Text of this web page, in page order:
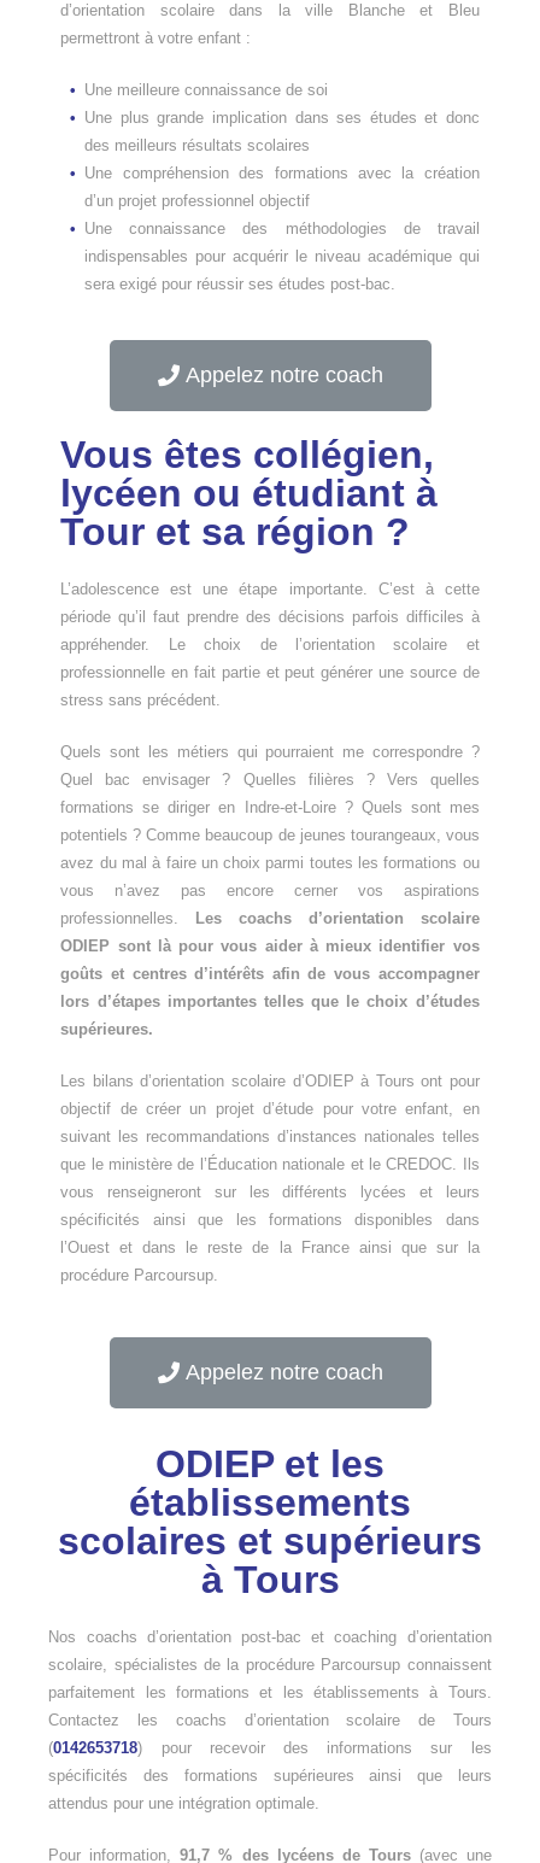
d’orientation scolaire dans la ville Blanche et Bleu
permettront à votre enfant :
Une meilleure connaissance de soi
Une plus grande implication dans ses études et donc
des meilleurs résultats scolaires
Une compréhension des formations avec la création
d’un projet professionnel objectif
Une connaissance des méthodologies de travail
indispensables pour acquérir le niveau académique qui
sera exigé pour réussir ses études post-bac.
Appelez notre coach
Vous êtes collégien,
lycéen ou étudiant à
Tour et sa région ?
L’adolescence est une étape importante. C’est à cette
période qu’il faut prendre des décisions parfois difficiles à
appréhender. Le choix de l’orientation scolaire et
professionnelle en fait partie et peut générer une source de
stress sans précédent.
Quels sont les métiers qui pourraient me correspondre ?
Quel bac envisager ? Quelles filières ? Vers quelles
formations se diriger en Indre-et-Loire ? Quels sont mes
potentiels ? Comme beaucoup de jeunes tourangeaux, vous
avez du mal à faire un choix parmi toutes les formations ou
vous n’avez pas encore cerner vos aspirations
professionnelles.
Les coachs d’orientation scolaire
ODIEP sont là pour vous aider à mieux identifier vos
goûts et centres d’intérêts afin de vous accompagner
lors d’étapes importantes telles que le choix d’études
supérieures.
Les bilans d’orientation scolaire d’ODIEP à Tours ont pour
objectif de créer un projet d’étude pour votre enfant, en
suivant les recommandations d’instances nationales telles
que le ministère de l’Éducation nationale et le CREDOC. Ils
vous renseigneront sur les différents lycées et leurs
spécificités ainsi que les formations disponibles dans
l’Ouest et dans le reste de la France ainsi que sur la
procédure Parcoursup.
Appelez notre coach
ODIEP et les
établissements
scolaires et supérieurs
à Tours
Nos coachs d’orientation post-bac et coaching d’orientation
scolaire, spécialistes de la procédure Parcoursup connaissent
parfaitement les formations et les établissements à Tours.
Contactez les coachs d’orientation scolaire de Tours
(0142653718) pour recevoir des informations sur les
spécificités des formations supérieures ainsi que leurs
attendus pour une intégration optimale.
Pour information, 91,7 % des lycéens de Tours(avec une